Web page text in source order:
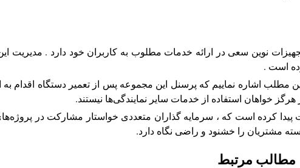
نوین سعی در ارائه خدمات مطلوب به کاربران خود دارد . مدیریت
است .
مطلب اشاره نماییم که پرسنل این مجموعه پس از تعمیر دستگاه اقدام به
خواهان استفاده از خدمات سایر نمایندگی‌ها نیستند.
کرده است که ، سرمایه گذاران متعددی خواستار مشارکت در
مشتریان را خشنود و راضی نگاه دارد.
مطالب مرتبط